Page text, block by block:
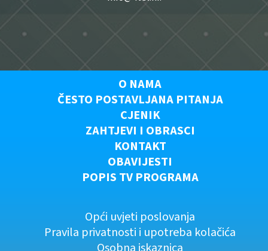
O NAMA
ČESTO POSTAVLJANA PITANJA
CJENIK
ZAHTJEVI I OBRASCI
KONTAKT
OBAVIJESTI
POPIS TV PROGRAMA
Opći uvjeti poslovanja
Pravila privatnosti i upotreba kolačića